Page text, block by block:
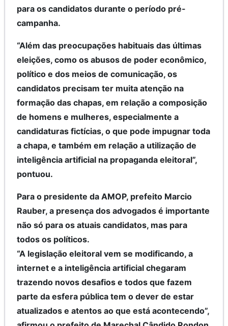
para os candidatos durante o período pré-
campanha.
“Além das preocupações habituais das últimas
eleições, como os abusos de poder econômico,
político e dos meios de comunicação, os
candidatos precisam ter muita atenção na
formação das chapas, em relação a composição
de homens e mulheres, especialmente a
candidaturas fictícias, o que pode impugnar toda
a chapa, e também em relação a utilização de
inteligência artificial na propaganda eleitoral”,
pontuou.
Para o presidente da AMOP, prefeito Marcio
Rauber, a presença dos advogados é importante
não só para os atuais candidatos, mas para
todos os políticos.
“A legislação eleitoral vem se modificando, a
internet e a inteligência artificial chegaram
trazendo novos desafios e todos que fazem
parte da esfera pública tem o dever de estar
atualizados e atentos ao que está acontecendo”,